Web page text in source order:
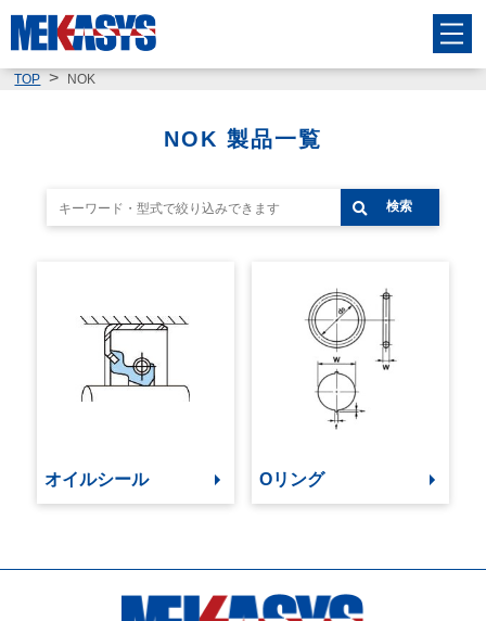
TOP NOK
NOK 製品一覧
検索
オイルシール Oリング